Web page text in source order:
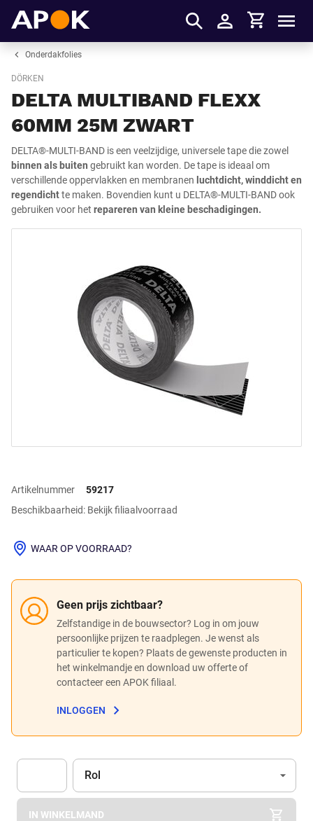
Inloggen
Winkelmandje
Onderdakfolies
DÖRKEN
DELTA MULTIBAND FLEXX
60MM 25M ZWART
DELTA®-MULTI-BAND is een veelzijdige, universele tape die zowel
binnen als buiten gebruikt kan worden. De tape is ideaal om
verschillende oppervlakken en membranen luchtdicht, winddicht en
regendichtte maken. Bovendien kunt u DELTA®-MULTI-BAND ook
gebruiken voor het repareren van kleine beschadigingen.
Artikelnummer
59217
Beschikbaarheid: Bekijk filiaalvoorraad
Geen prijs zichtbaar?
Zelfstandige in de bouwsector? Log in om jouw
persoonlijke prijzen te raadplegen. Je wenst als
particulier te kopen? Plaats de gewenste producten in
het winkelmandje en download uw offerte of
contacteer een APOK filiaal.
INLOGGEN
WAAR OP VOORRAAD?
Apok.Product.Detail.AddToCart.Quantity (Optioneel)
Eenheid
Rol
IN WINKELMAND